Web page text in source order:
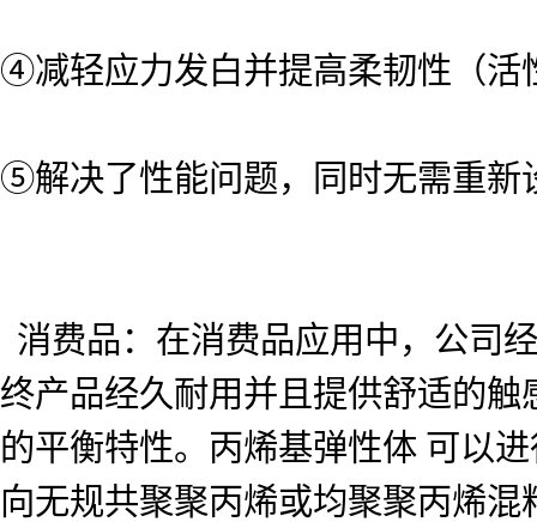
④减轻应力发白并提高柔韧性（活
⑤解决了性能问题，同时无需重新
消费品：在消费品应用中，公司
终产品经久耐用并且提供舒适的
的平衡特性。丙烯基弹性体 可以
向无规共聚聚丙烯或均聚聚丙烯